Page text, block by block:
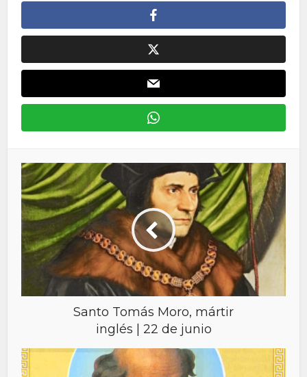
Santo Tomás Moro, mártir
inglés | 22 de junio